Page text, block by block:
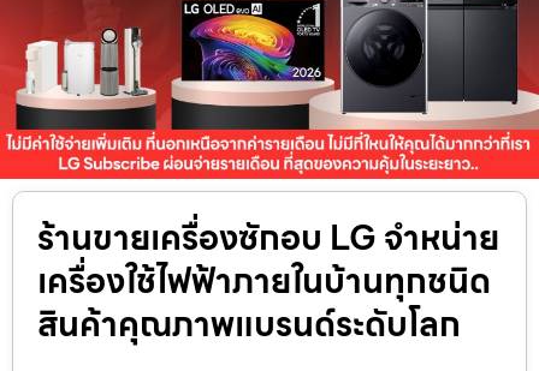
ร้านขายเครื่องซักอบ LG จำหน่าย
เครื่องใช้ไฟฟ้าภายในบ้านทุกชนิด
สินค้าคุณภาพแบรนด์ระดับโลก